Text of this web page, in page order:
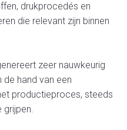
drukprocedés en
die relevant zijn binnen
zeer nauwkeurig
de hand van een
productieproces, steeds
grijpen.